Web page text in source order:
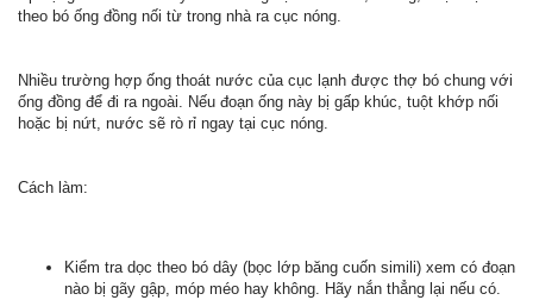
theo bó ống đồng nối từ trong nhà ra cục nóng.
Nhiều trường hợp ống thoát nước của cục lạnh được thợ bó chung với
ống đồng để đi ra ngoài. Nếu đoạn ống này bị gấp khúc, tuột khớp nối
hoặc bị nứt, nước sẽ rò rỉ ngay tại cục nóng.
Cách làm:
Kiểm tra dọc theo bó dây (bọc lớp băng cuốn simili) xem có đoạn
nào bị gãy gập, móp méo hay không. Hãy nắn thẳng lại nếu có.